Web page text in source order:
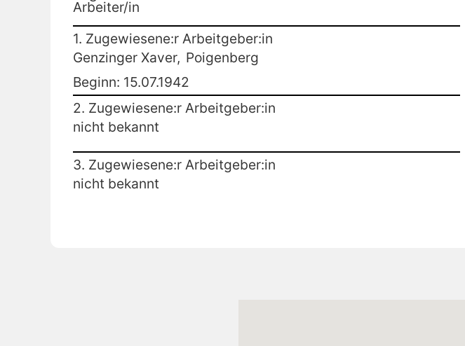
Arbeiter/in
1. Zugewiesene:r Arbeitgeber:in
Genzinger Xaver, Poigenberg
Beginn: 15.07.1942
2. Zugewiesene:r Arbeitgeber:in
nicht bekannt
3. Zugewiesene:r Arbeitgeber:in
nicht bekannt